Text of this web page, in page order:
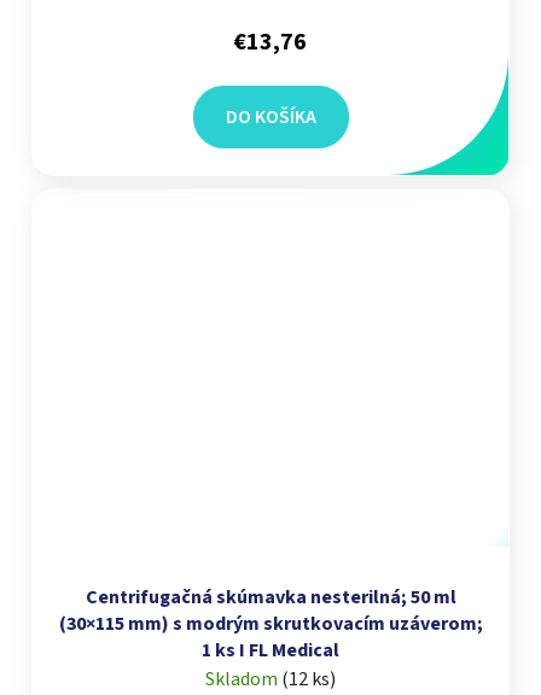
€13,76
DO KOŠÍKA
Centrifugačná skúmavka nesterilná; 50 ml
(30×115 mm) s modrým skrutkovacím uzáverom;
1 ks I FL Medical
Skladom (12 ks)